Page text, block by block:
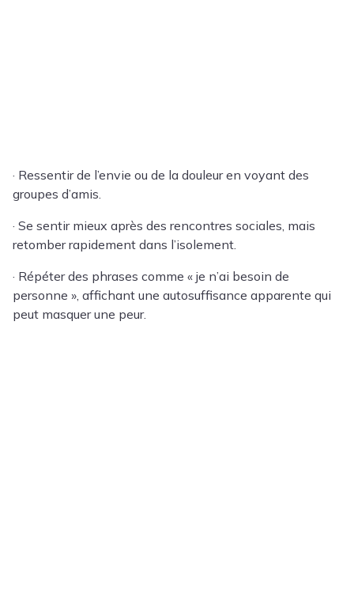
· Ressentir de l’envie ou de la douleur en voyant des
groupes d’amis.
· Se sentir mieux après des rencontres sociales, mais
retomber rapidement dans l’isolement.
· Répéter des phrases comme « je n’ai besoin de
personne », affichant une autosuffisance apparente qui
peut masquer une peur.